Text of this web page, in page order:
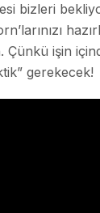
bizleri
Çünkü işin
gerekecek!